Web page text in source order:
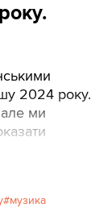
2024 року.
але ми
музика